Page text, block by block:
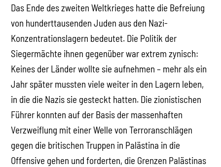
Das Ende des zweiten Weltkrieges hatte die Befreiung
von hunderttausenden Juden aus den Nazi-
Konzentrationslagern bedeutet. Die Politik der
Siegermächte ihnen gegenüber war extrem zynisch:
Keines der Länder wollte sie aufnehmen – mehr als ein
Jahr später mussten viele weiter in den Lagern leben,
in die die Nazis sie gesteckt hatten. Die zionistischen
Führer konnten auf der Basis der massenhaften
Verzweiflung mit einer Welle von Terroranschlägen
gegen die britischen Truppen in Palästina in die
Offensive gehen und forderten, die Grenzen Palästinas